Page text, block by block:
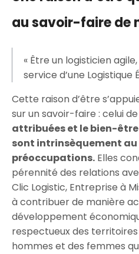
au savoir-faire de
« Être un logisticien
service d’une Logistique
Cette raison d’être
sur un savoir-faire : celui
attribuées et le bien-
sont intrinsèquement au
préoccupations. Elles
pérennité des relations
Clic Logistic, Entreprise à
à contribuer de manière
développement
respectueux des
hommes et des femmes